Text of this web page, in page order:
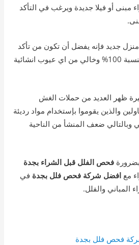
مبنى أو فيلا جديدة ويرغب في التأكد
منزل جديد فإنه يفضل أن تكون من تأكد
انك منزلك الجديد سليم بنسبة 100% وخالي من اي عيوب انشائية
ظهر العديد من حملات الغش
والذين يقوموا بإستخدام مواد رديئة
وبالتالي ضعف المنشأ من الناحية
فحص الفلل قبل الشراء بجدة
معافضل شركة فحص فلل بجدة في
المباني والفلل.